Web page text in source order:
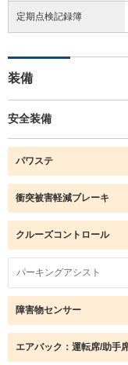
定期点検記録簿
装備
安全装備
パワステ
衝突被害軽減ブレーキ
クルーズコントロール
パーキングアシスト
障害物センサー
エアバック：運転席/助手